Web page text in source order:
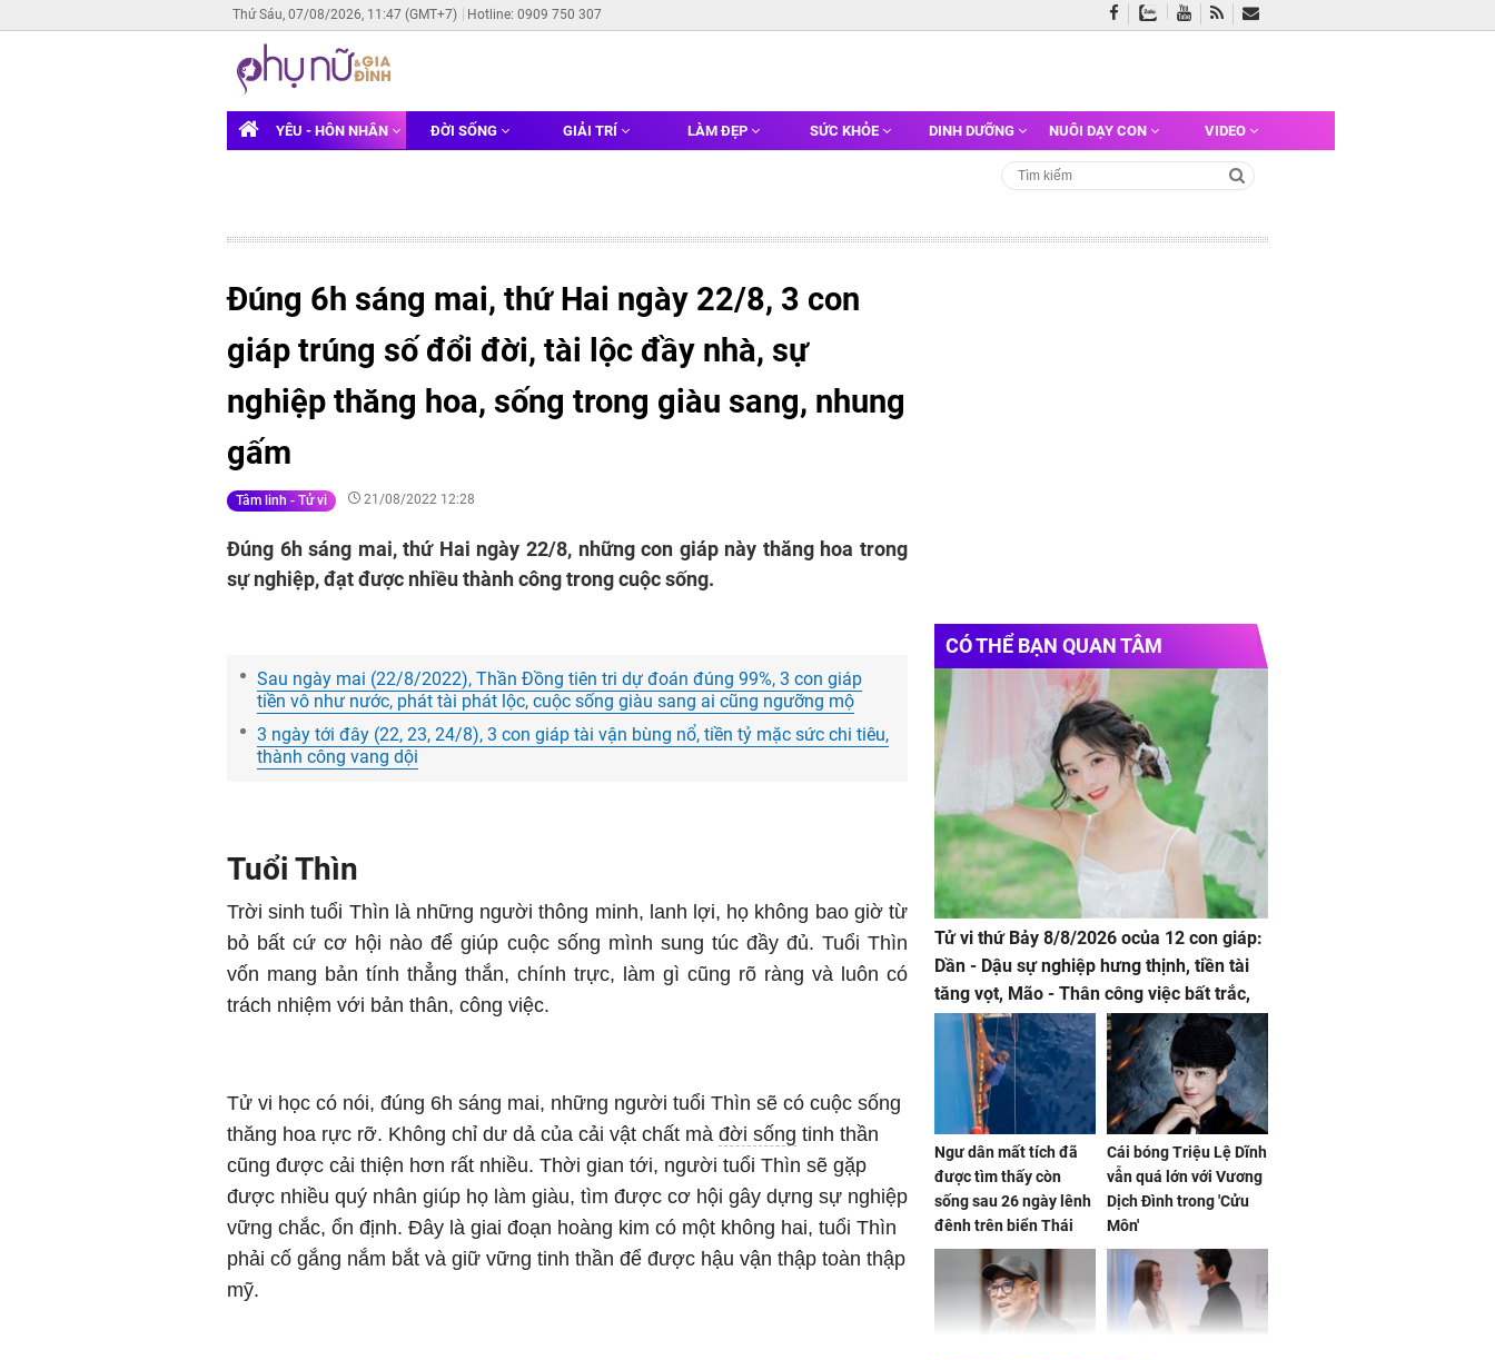
Thứ Sáu, 07/08/2026, 11:47 (GMT+7) Hotline: 0909 750 307
YÊU - HÔN NHÂN ĐỜI SỐNG GIẢI TRÍ LÀM ĐẸP SỨC KHỎE DINH DƯỠNG NUÔI DẠY CON VIDEO
Đúng 6h sáng mai, thứ Hai ngày 22/8, 3 con
giáp trúng số đổi đời, tài lộc đầy nhà, sự
nghiệp thăng hoa, sống trong giàu sang, nhung
gấm
Tâm linh - Tử vi 21/08/2022 12:28
Đúng 6h sáng mai, thứ Hai ngày 22/8, những con giáp này thăng hoa trong
sự nghiệp, đạt được nhiều thành công trong cuộc sống.
Sau ngày mai (22/8/2022), Thần Đồng tiên tri dự đoán đúng 99%, 3 con giáp
tiền vô như nước, phát tài phát lộc, cuộc sống giàu sang ai cũng ngưỡng mộ
3 ngày tới đây (22, 23, 24/8), 3 con giáp tài vận bùng nổ, tiền tỷ mặc sức chi tiêu,
thành công vang dội
Tuổi Thìn
Trời sinh tuổi Thìn là những người thông minh, lanh lợi, họ không bao giờ từ
bỏ bất cứ cơ hội nào để giúp cuộc sống mình sung túc đầy đủ. Tuổi Thìn
vốn mang bản tính thẳng thắn, chính trực, làm gì cũng rõ ràng và luôn có
trách nhiệm với bản thân, công việc.
Tử vi học có nói, đúng 6h sáng mai, những người tuổi Thìn sẽ có cuộc sống
thăng hoa rực rỡ. Không chỉ dư dả của cải vật chất mà đời sống tinh thần
cũng được cải thiện hơn rất nhiều. Thời gian tới, người tuổi Thìn sẽ gặp
được nhiều quý nhân giúp họ làm giàu, tìm được cơ hội gây dựng sự nghiệp
vững chắc, ổn định. Đây là giai đoạn hoàng kim có một không hai, tuổi Thìn
phải cố gắng nắm bắt và giữ vững tinh thần để được hậu vận thập toàn thập
mỹ.
CÓ THỂ BẠN QUAN TÂM
Tử vi thứ Bảy 8/8/2026 ocủa 12 con giáp:
Dần - Dậu sự nghiệp hưng thịnh, tiền tài
tăng vọt, Mão - Thân công việc bất trắc,
tiền mất tật mang
Ngư dân mất tích đã
được tìm thấy còn
sống sau 26 ngày lênh
đênh trên biển Thái
Bình Dương
Cái bóng Triệu Lệ Dĩnh
vẫn quá lớn với Vương
Dịch Đình trong 'Cửu
Môn'